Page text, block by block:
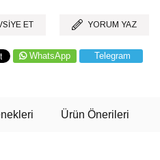
ET YORUM YAZ
WhatsApp Telegram
Ürün Önerileri